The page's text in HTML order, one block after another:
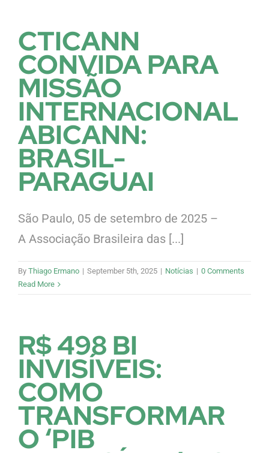
CTICANN
CONVIDA PARA
MISSÃO
INTERNACIONAL
ABICANN:
BRASIL-
PARAGUAI
São Paulo, 05 de setembro de 2025 –
A Associação Brasileira das [...]
By Thiago Ermano | September 5th, 2025 | Notícias | 0 Comments
Read More
R$ 498 BI
INVISÍVEIS:
COMO
TRANSFORMAR
O ‘PIB